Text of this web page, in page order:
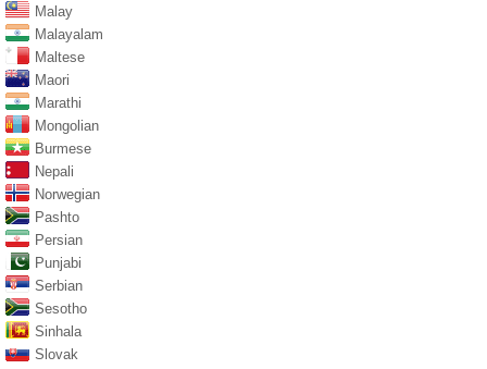
Malay
Malayalam
Maltese
Maori
Marathi
Mongolian
Burmese
Nepali
Norwegian
Pashto
Persian
Punjabi
Serbian
Sesotho
Sinhala
Slovak